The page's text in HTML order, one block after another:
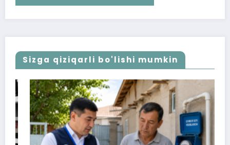
Sizga qiziqarli bo'lishi mumkin